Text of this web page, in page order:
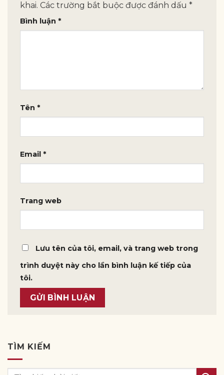
khai. Các trường bắt buộc được đánh dấu *
Bình luận *
Tên *
Email *
Trang web
Lưu tên của tôi, email, và trang web trong
trình duyệt này cho lần bình luận kế tiếp của
tôi.
TÌM KIẾM